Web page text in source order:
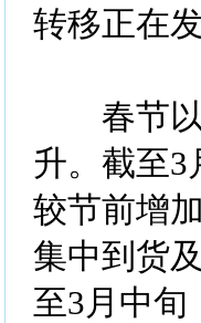
转移正在发
春节以
升。截至3
较节前增
集中到货
至3月中旬